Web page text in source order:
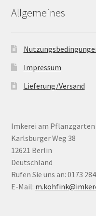
Allgemeines
Impressum
Lieferung/Versand
Imkerei am Pflanzgarten
Karlsburger Weg 38
12621 Berlin
Deutschland
Rufen Sie uns an: 0173
E-Mail: